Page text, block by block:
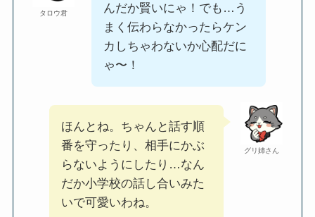
タロウ君
んだか賢いにゃ！でも…う
まく伝わらなかったらケン
カしちゃわないか心配だに
ゃ〜！
グリ姉さん
ほんとね。ちゃんと話す順
番を守ったり、相手にかぶ
らないようにしたり…なん
だか小学校の話し合いみた
いで可愛いわね。